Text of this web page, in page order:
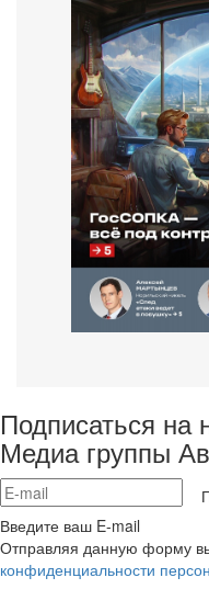
Подписаться на
Медиа группы
Введите ваш E-mail
Отправляя данную форму
конфиденциальности